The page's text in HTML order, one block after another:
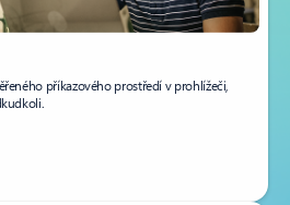
příkazového prostředí v prohlížeči,